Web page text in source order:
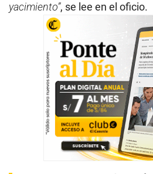
yacimiento”, se lee en el oficio.